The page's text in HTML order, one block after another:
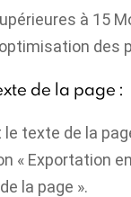
à 15
des
de la page :
texte de la
« Exportation
la page ».